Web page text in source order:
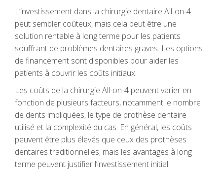
L’investissement dans la chirurgie dentaire All-on-4
peut sembler coûteux, mais cela peut être une
solution rentable à long terme pour les patients
souffrant de problèmes dentaires graves. Les options
de financement sont disponibles pour aider les
patients à couvrir les coûts initiaux.
Les coûts de la chirurgie All-on-4 peuvent varier en
fonction de plusieurs facteurs, notamment le nombre
de dents impliquées, le type de prothèse dentaire
utilisé et la complexité du cas. En général, les coûts
peuvent être plus élevés que ceux des prothèses
dentaires traditionnelles, mais les avantages à long
terme peuvent justifier l’investissement initial.